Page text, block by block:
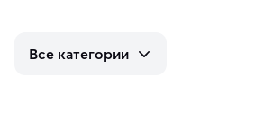
Все категории